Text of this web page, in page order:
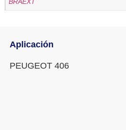
Aplicación
PEUGEOT 406